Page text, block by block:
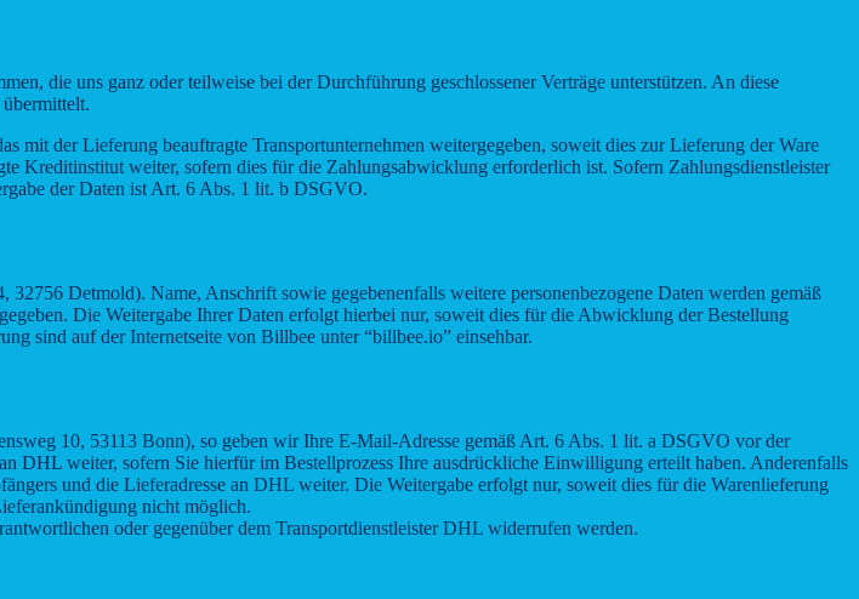
die uns ganz oder teilweise bei der Durchführung geschlossener Verträge unterstützen. An diese
mit der Lieferung beauftragte Transportunternehmen weitergegeben, soweit dies zur Lieferung der Ware
Kreditinstitut weiter, sofern dies für die Zahlungsabwicklung erforderlich ist. Sofern Zahlungsdienstleister
der Daten ist Art. 6 Abs. 1 lit. b DSGVO.
Detmold). Name, Anschrift sowie gegebenenfalls weitere personenbezogene Daten werden gemäß
Die Weitergabe Ihrer Daten erfolgt hierbei nur, soweit dies für die Abwicklung der Bestellung
sind auf der Internetseite von Billbee unter “billbee.io” einsehbar.
10, 53113 Bonn), so geben wir Ihre E-Mail-Adresse gemäß Art. 6 Abs. 1 lit. a DSGVO vor der
DHL weiter, sofern Sie hierfür im Bestellprozess Ihre ausdrückliche Einwilligung erteilt haben. Anderenfalls
und die Lieferadresse an DHL weiter. Die Weitergabe erfolgt nur, soweit dies für die Warenlieferung
nicht möglich.
oder gegenüber dem Transportdienstleister DHL widerrufen werden.